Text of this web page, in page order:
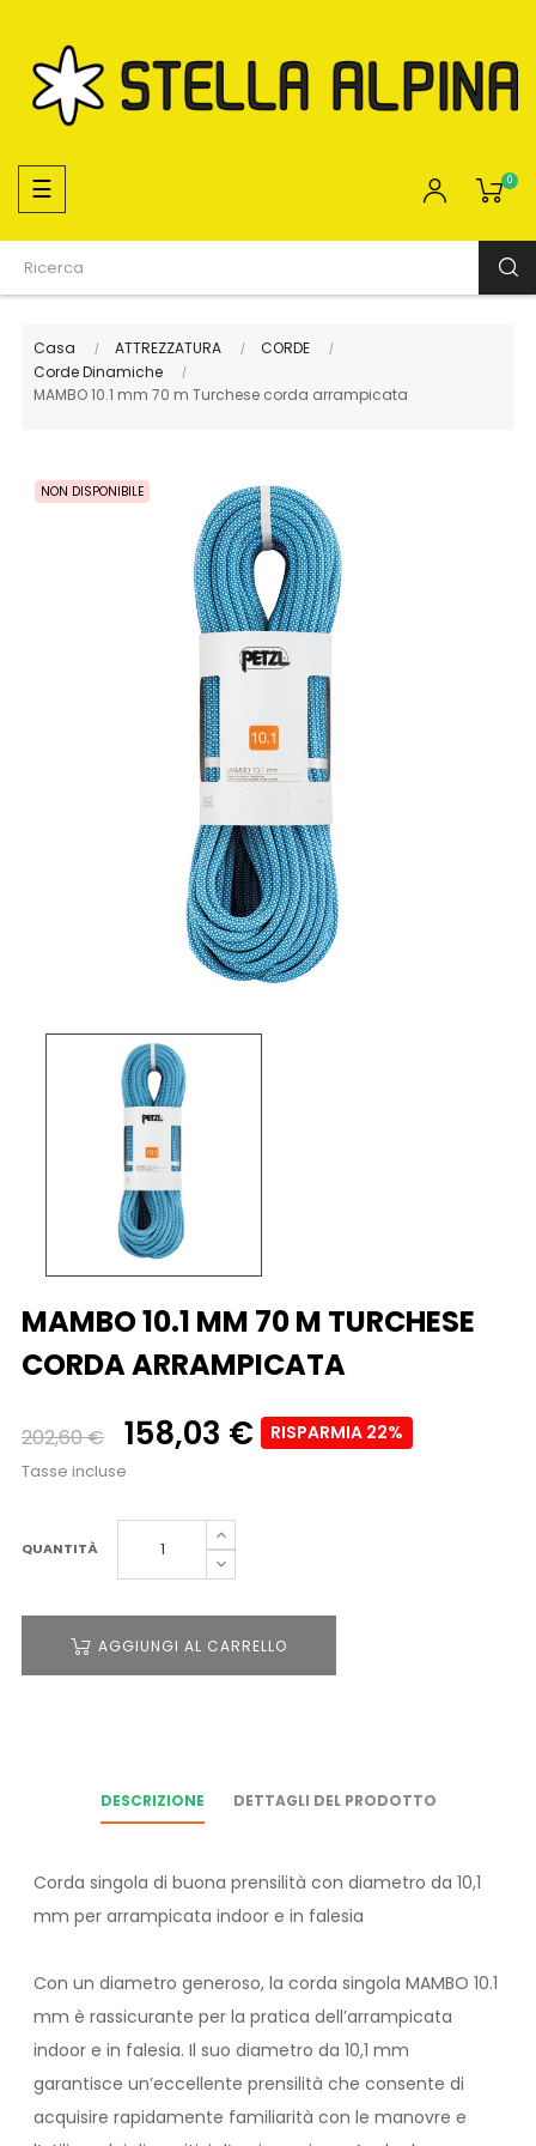
navigazione
Toggle
☰ 0
Casa ATTREZZATURA
CORDE
Corde Dinamiche
MAMBO 10.1 mm 70 m Turchese corda arrampicata
NON DISPONIBILE
MAMBO 10.1 MM 70 M TURCHESE
CORDA ARRAMPICATA
202,60 € 158,03 € RISPARMIA 22%
Tasse incluse
QUANTITÀ
AGGIUNGI AL CARRELLO
DESCRIZIONE DETTAGLI DEL PRODOTTO
Corda singola di buona prensilità con diametro da 10,1
mm per arrampicata indoor e in falesia
Con un diametro generoso, la corda singola MAMBO 10.1
mm è rassicurante per la pratica dell’arrampicata
indoor e in falesia. Il suo diametro da 10,1 mm
garantisce un’eccellente prensilità che consente di
acquisire rapidamente familiarità con le manovre e